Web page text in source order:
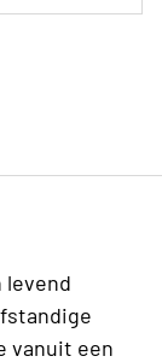
levend
vanuit een